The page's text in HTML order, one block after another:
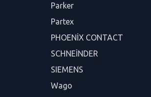
Parker
Partex
PHOENİX CONTACT
SCHNEİNDER
SIEMENS
Wago